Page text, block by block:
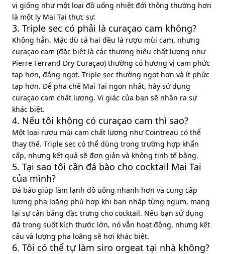
vị giống như một loại đồ uống nhiệt đới thông thường hơn
là một ly Mai Tai thực sự.
3. Triple sec có phải là curaçao cam không?
Không hẳn. Mặc dù cả hai đều là rượu mùi cam, nhưng
curaçao cam (đặc biệt là các thương hiệu chất lượng như
Pierre Ferrand Dry Curaçao) thường có hương vị cam phức
tạp hơn, đắng ngọt. Triple sec thường ngọt hơn và ít phức
tạp hơn. Để pha chế Mai Tai ngon nhất, hãy sử dụng
curaçao cam chất lượng. Vị giác của bạn sẽ nhận ra sự
khác biệt.
4. Nếu tôi không có curaçao cam thì sao?
Một loại rượu mùi cam chất lượng như Cointreau có thể
thay thế. Triple sec có thể dùng trong trường hợp khẩn
cấp, nhưng kết quả sẽ đơn giản và không tinh tế bằng.
5. Tại sao tôi cần đá bào cho cocktail Mai Tai
của mình?
Đá bào giúp làm lạnh đồ uống nhanh hơn và cung cấp
lượng pha loãng phù hợp khi bạn nhấp từng ngụm, mang
lại sự cân bằng đặc trưng cho cocktail. Nếu bạn sử dụng
đá trong suốt kích thước lớn, nó vẫn hoạt động, nhưng kết
cấu và lượng pha loãng sẽ hơi khác biệt.
6. Tôi có thể tự làm siro orgeat tại nhà không?